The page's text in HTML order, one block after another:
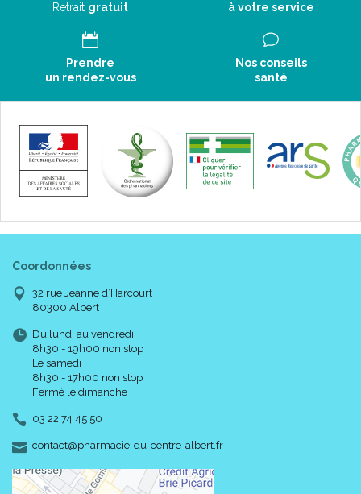
Retrait gratuit
à votre service
Prendre
un rendez-vous
Nos conseils
santé
Coordonnées
32 rue Jeanne d’Harcourt
80300 Albert
Du lundi au vendredi
8h30 - 19h00 non stop
Le samedi
8h30 - 17h00 non stop
Fermé le dimanche
03 22 74 45 50
contact-
@-
pharmacie-du-centre-albert.fr